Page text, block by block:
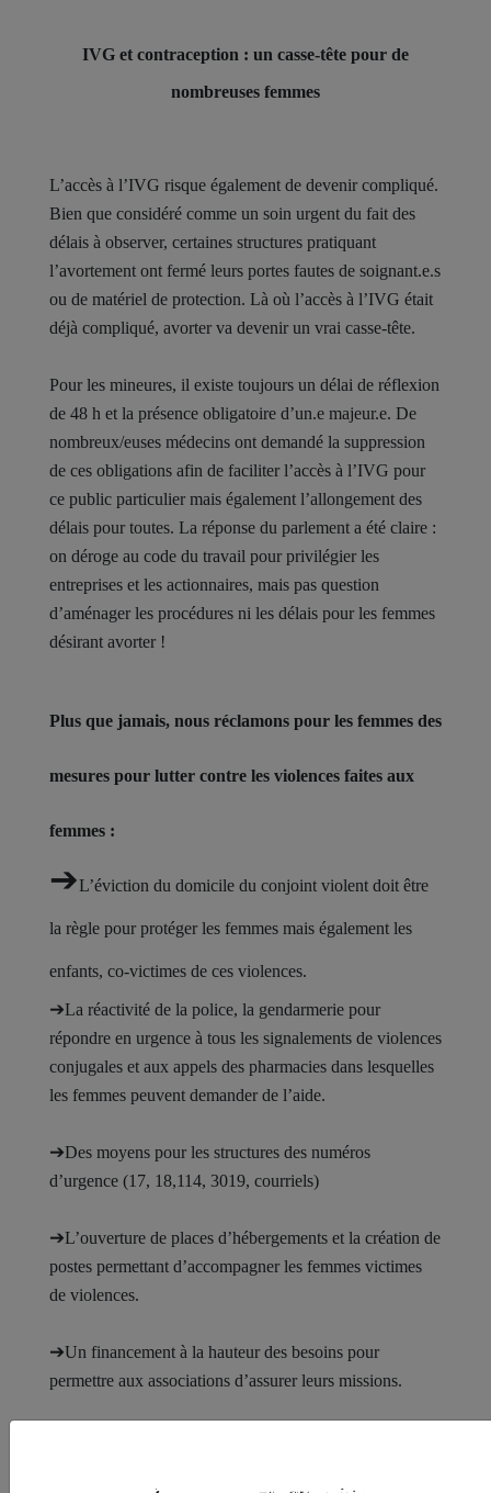
IVG et contraception : un casse-tête pour de
nombreuses femmes
L’accès à l’IVG risque également de devenir compliqué.
Bien que considéré comme un soin urgent du fait des
délais à observer, certaines structures pratiquant
l’avortement ont fermé leurs portes fautes de soignant.e.s
ou de matériel de protection. Là où l’accès à l’IVG était
déjà compliqué, avorter va devenir un vrai casse-tête.
Pour les mineures, il existe toujours un délai de réflexion
de 48 h et la présence obligatoire d’un.e majeur.e. De
nombreux/euses médecins ont demandé la suppression
de ces obligations afin de faciliter l’accès à l’IVG pour
ce public particulier mais également l’allongement des
délais pour toutes. La réponse du parlement a été claire :
on déroge au code du travail pour privilégier les
entreprises et les actionnaires, mais pas question
d’aménager les procédures ni les délais pour les femmes
désirant avorter !
Plus que jamais, nous réclamons pour les femmes des
mesures pour lutter contre les violences faites aux
femmes :
➔L’éviction du domicile du conjoint violent doit être
la règle pour protéger les femmes mais également les
enfants, co-victimes de ces violences.
➔La réactivité de la police, la gendarmerie pour
répondre en urgence à tous les signalements de violences
conjugales et aux appels des pharmacies dans lesquelles
les femmes peuvent demander de l’aide.
➔Des moyens pour les structures des numéros
d’urgence (17, 18,114, 3019, courriels)
➔L’ouverture de places d’hébergements et la création de
postes permettant d’accompagner les femmes victimes
de violences.
➔Un financement à la hauteur des besoins pour
permettre aux associations d’assurer leurs missions.